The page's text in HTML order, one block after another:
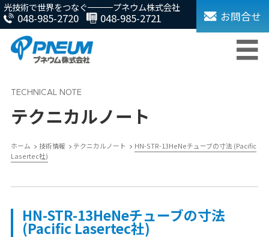
光技術で世界をつなぐ プネウム株式会社
048-985-2720 048-985-2721 お問合せ
テクニカルノート
ホーム 技術情報 テクニカルノート
HN-STR-13HeNeチューブの寸法 (Pacific
Lasertec社)
HN-STR-13HeNeチューブの寸法
(Pacific Lasertec社)